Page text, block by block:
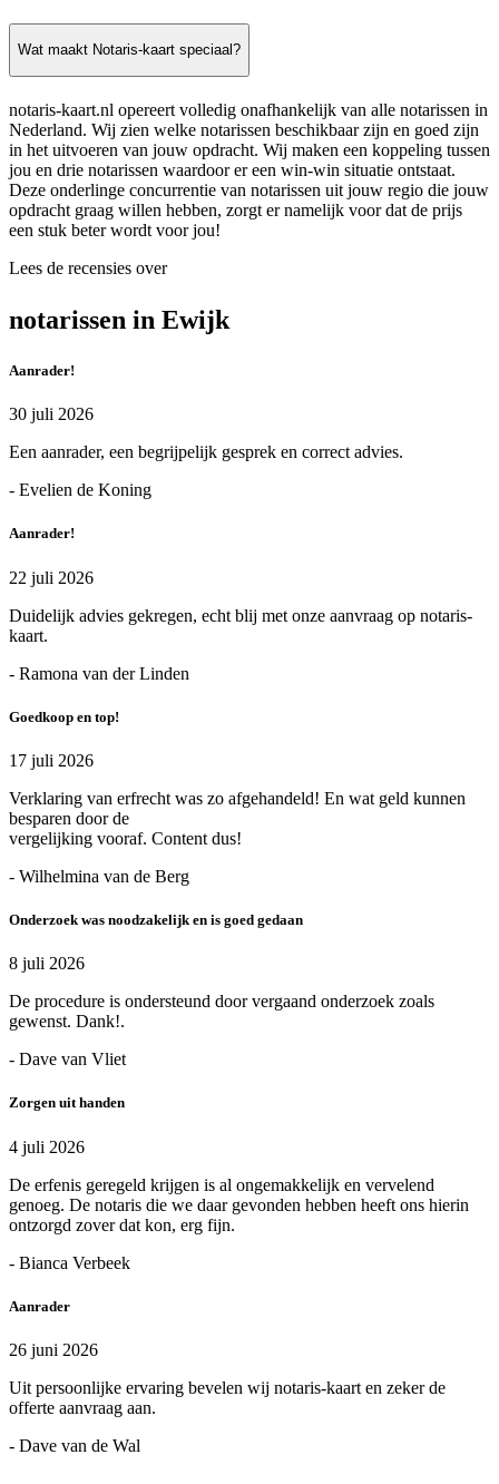
Wat maakt Notaris-kaart speciaal?
notaris-kaart.nl opereert volledig onafhankelijk van alle notarissen in
Nederland. Wij zien welke notarissen beschikbaar zijn en goed zijn
in het uitvoeren van jouw opdracht. Wij maken een koppeling tussen
jou en drie notarissen waardoor er een win-win situatie ontstaat.
Deze onderlinge concurrentie van notarissen uit jouw regio die jouw
opdracht graag willen hebben, zorgt er namelijk voor dat de prijs
een stuk beter wordt voor jou!
Lees de recensies over
notarissen in Ewijk
Aanrader!
30 juli 2026
Een aanrader, een begrijpelijk gesprek en correct advies.
- Evelien de Koning
Aanrader!
22 juli 2026
Duidelijk advies gekregen, echt blij met onze aanvraag op notaris-
kaart.
- Ramona van der Linden
Goedkoop en top!
17 juli 2026
Verklaring van erfrecht was zo afgehandeld! En wat geld kunnen
besparen door de
vergelijking vooraf. Content dus!
- Wilhelmina van de Berg
Onderzoek was noodzakelijk en is goed gedaan
8 juli 2026
De procedure is ondersteund door vergaand onderzoek zoals
gewenst. Dank!.
- Dave van Vliet
Zorgen uit handen
4 juli 2026
De erfenis geregeld krijgen is al ongemakkelijk en vervelend
genoeg. De notaris die we daar gevonden hebben heeft ons hierin
ontzorgd zover dat kon, erg fijn.
- Bianca Verbeek
Aanrader
26 juni 2026
Uit persoonlijke ervaring bevelen wij notaris-kaart en zeker de
offerte aanvraag aan.
- Dave van de Wal